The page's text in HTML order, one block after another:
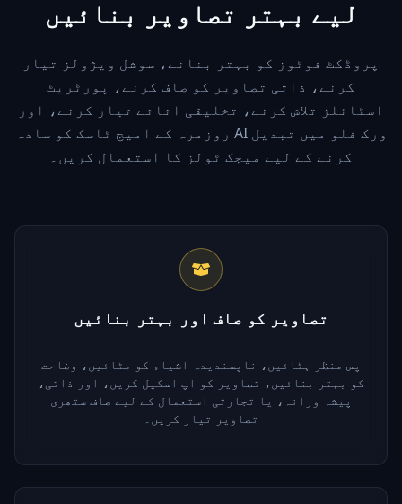
لیے بہتر تصاویر بنائیں
پروڈکٹ فوٹوز کو بہتر بنانے، سوشل ویژولز تیار
کرنے، ذاتی تصاویر کو صاف کرنے، پورٹریٹ
اسٹائلز تلاش کرنے، تخلیقی اثاثے تیار کرنے، اور
روزمرہ کے امیج ٹاسک کو سادہ AI ورک فلو میں تبدیل
کرنے کے لیے میجک ٹولز کا استعمال کریں۔
تصاویر کو صاف اور بہتر بنائیں
پس منظر ہٹائیں، ناپسندیدہ اشیاء کو مٹائیں، وضاحت
کو بہتر بنائیں، تصاویر کو اپ اسکیل کریں، اور ذاتی،
پیشہ ورانہ، یا تجارتی استعمال کے لیے صاف ستھری
تصاویر تیار کریں۔